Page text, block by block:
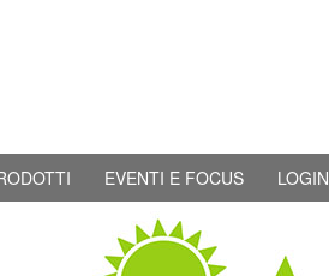
EVENTI E FOCUS LOGIN